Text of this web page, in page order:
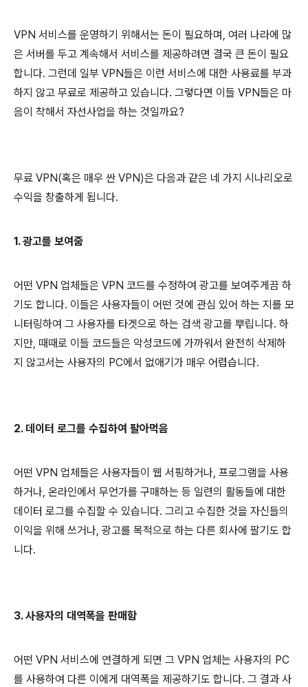
VPN 서비스를 운영하기 위해서는 돈이 필요하며, 여러 나라에 많
은 서버를 두고 계속해서 서비스를 제공하려면 결국 큰 돈이 필요
합니다. 그런데 일부 VPN들은 이런 서비스에 대한 사용료를 부과
하지 않고 무료로 제공하고 있습니다. 그렇다면 이들 VPN들은 마
음이 착해서 자선사업을 하는 것일까요?
무료 VPN(혹은 매우 싼 VPN)은 다음과 같은 네 가지 시나리오로
수익을 창출하게 됩니다.
1. 광고를 보여줌
어떤 VPN 업체들은 VPN 코드를 수정하여 광고를 보여주게끔 하
기도 합니다. 이들은 사용자들이 어떤 것에 관심 있어 하는 지를 모
니터링하여 그 사용자를 타겟으로 하는 검색 광고를 뿌립니다. 하
지만, 때때로 이들 코드들은 악성코드에 가까워서 완전히 삭제하
지 않고서는 사용자의 PC에서 없애기가 매우 어렵습니다.
2. 데이터 로그를 수집하여 팔아먹음
어떤 VPN 업체들은 사용자들이 웹 서핑하거나, 프로그램을 사용
하거나, 온라인에서 무언가를 구매하는 등 일련의 활동들에 대한
데이터 로그를 수집할 수 있습니다. 그리고 수집한 것을 자신들의
이익을 위해 쓰거나, 광고를 목적으로 하는 다른 회사에 팔기도 합
니다.
3. 사용자의 대역폭을 판매함
어떤 VPN 서비스에 연결하게 되면 그 VPN 업체는 사용자의 PC
를 사용하여 다른 이에게 대역폭을 제공하기도 합니다. 그 결과 사